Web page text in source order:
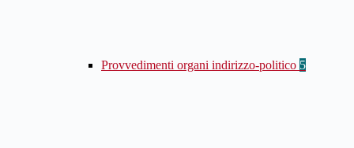
Provvedimenti organi indirizzo-politico 5